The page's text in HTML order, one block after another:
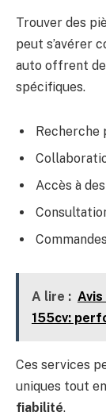
Trouver des
peut s’avérer
auto offrent
spécifiques.
Recherche
Accès à
A lire :
155cv:
Ces services
uniques tout
fiabilité.